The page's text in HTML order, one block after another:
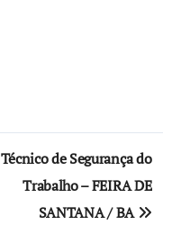
Técnico de Segurança do
Trabalho – FEIRA DE
SANTANA / BA